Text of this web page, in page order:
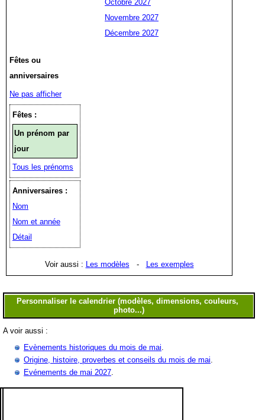
Octobre 2027
Novembre 2027
Décembre 2027
Fêtes ou
anniversaires
Ne pas afficher
Fêtes :
Un prénom par
jour
Tous les prénoms
Anniversaires :
Nom
Nom et année
Détail
Voir aussi : Les modèles - Les exemples
A voir aussi :
Evènements historiques du mois de mai.
Origine, histoire, proverbes et conseils du mois de mai.
Evénements de mai 2027.